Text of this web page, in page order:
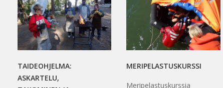
TAIDEOHJELMA:
ASKARTELU,
MERIPELASTUSKURSSI
Meripelastuskurssia